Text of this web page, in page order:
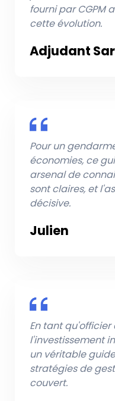
fourni par CGPM
cette évolution.
Adjudant
Pour un
économies, ce
arsenal de
sont claires, et
décisive.
Julien
En tant
l'investissement
un véritable
stratégies de
couvert.